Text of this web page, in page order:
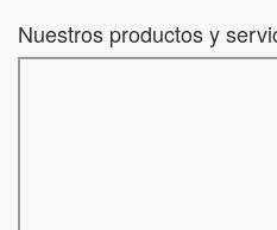
Nuestros productos y